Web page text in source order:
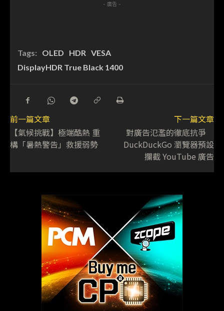
- 廣告 -
Tags: OLED HDR VESA
DisplayHDR True Black 1400
前一篇文章
【氣候挑戰】極端酷熱 重
構「暑熱警告」救援弱勢
下一篇文章
對廣告氾濫的徹底抗爭
DuckDuckGo 瀏覽器預設
攔截 YouTube 廣告